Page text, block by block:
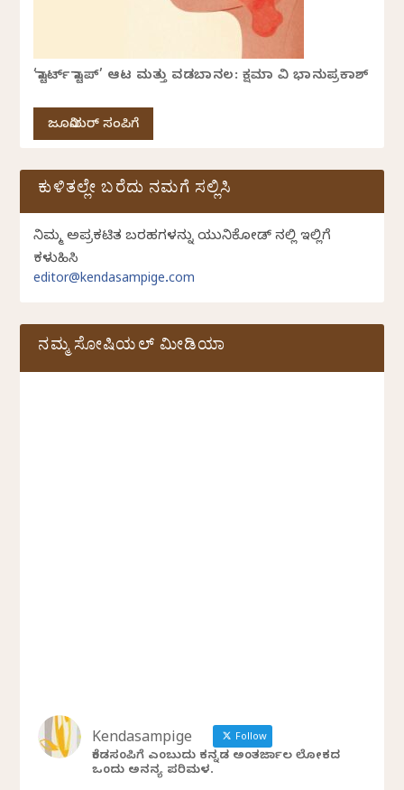
‘ಸ್ಟಾರ್ಟ್ ಸ್ಟಾಪ್’ ಆಟ ಮತ್ತು ವಡಬಾನಲ: ಕ್ಷಮಾ ವಿ ಭಾನುಪ್ರಕಾಶ್
ಜೂನಿಯರ್ ಸಂಪಿಗೆ
ಕುಳಿತಲ್ಲೇ ಬರೆದು ನಮಗೆ ಸಲ್ಲಿಸಿ
ನಿಮ್ಮ ಅಪ್ರಕಟಿತ ಬರಹಗಳನ್ನು ಯುನಿಕೋಡ್ ನಲ್ಲಿ ಇಲ್ಲಿಗೆ
ಕಳುಹಿಸಿ
editor@kendasampige.com
ನಮ್ಮ ಸೋಷಿಯಲ್‌ ಮೀಡಿಯಾ
Kendasampige Follow
ಕೆಂಡಸಂಪಿಗೆ ಎಂಬುದು ಕನ್ನಡ ಅಂತರ್ಜಾಲ ಲೋಕದ
ಒಂದು ಅನನ್ಯ ಪರಿಮಳ.